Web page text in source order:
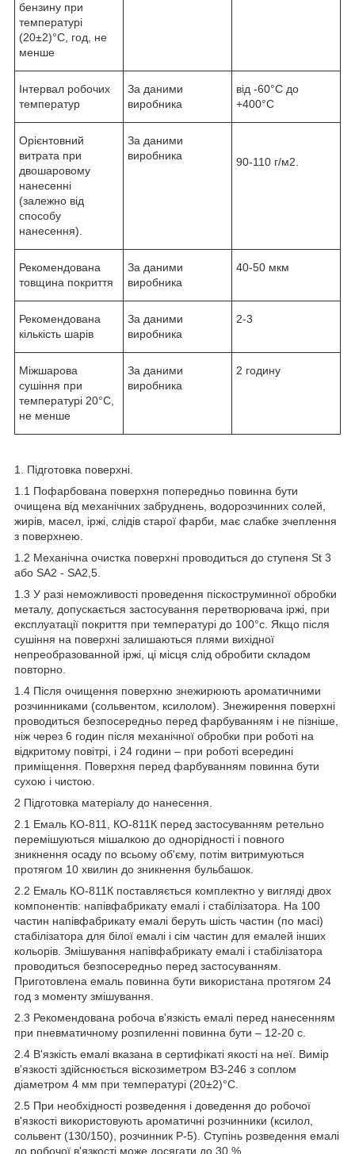
бензину при
температурі
(20±2)°С, год, не
менше
Інтервал робочих
температур
За даними
виробника
від -60°С до
+400°С
Орієнтовний
витрата при
двошаровому
нанесенні
(залежно від
способу
нанесення).
За даними
виробника
90-110 г/м2
Рекомендована
товщина покриття
За даними
виробника
40-50 мкм
Рекомендована
кількість шарів
За даними
виробника
2-3
Міжшарова
сушіння при
температурі 20°С,
не менше
За даними
виробника
2 годину
1. Підготовка поверхні.
1.1 Пофарбована поверхня попередньо повинна бути
очищена від механічних забруднень, водорозчинних солей,
жирів, масел, іржі, слідів старої фарби, має слабке зчеплення
з поверхнею.
1.2 Механічна очистка поверхні проводиться до ступеня St 3
або SA2 - SA2,5.
1.3 У разі неможливості проведення піскоструминної обробки
металу, допускається застосування перетворювача іржі, при
експлуатації покриття при температурі до 100°с. Якщо після
сушіння на поверхні залишаються плями вихідної
непреобразованной іржі, ці місця слід обробити складом
повторно.
1.4 Після очищення поверхню знежирюють ароматичними
розчинниками (сольвентом, ксилолом). Знежирення поверхні
проводиться безпосередньо перед фарбуванням і не пізніше,
ніж через 6 годин після механічної обробки при роботі на
відкритому повітрі, і 24 години – при роботі всередині
приміщення. Поверхня перед фарбуванням повинна бути
сухою і чистою.
2 Підготовка матеріалу до нанесення.
2.1 Емаль КО-811, КО-811К перед застосуванням ретельно
перемішуються мішалкою до однорідності і повного
зникнення осаду по всьому об'єму, потім витримуються
протягом 10 хвилин до зникнення бульбашок.
2.2 Емаль КО-811К поставляється комплектно у вигляді двох
компонентів: напівфабрикату емалі і стабілізатора. На 100
частин напівфабрикату емалі беруть шість частин (по масі)
стабілізатора для білої емалі і сім частин для емалей інших
кольорів. Змішування напівфабрикату емалі і стабілізатора
проводиться безпосередньо перед застосуванням.
Приготовлена емаль повинна бути використана протягом 24
год з моменту змішування.
2.3 Рекомендована робоча в'язкість емалі перед нанесенням
при пневматичному розпиленні повинна бути – 12-20 с.
2.4 В'язкість емалі вказана в сертифікаті якості на неї. Вимір
в'язкості здійснюється віскозиметром ВЗ-246 з соплом
діаметром 4 мм при температурі (20±2)°С.
2.5 При необхідності розведення і доведення до робочої
в'язкості використовують ароматичні розчинники (ксилол,
сольвент (130/150), розчинник Р-5). Ступінь розведення емалі
до робочої в'язкості може досягати до 30 %.